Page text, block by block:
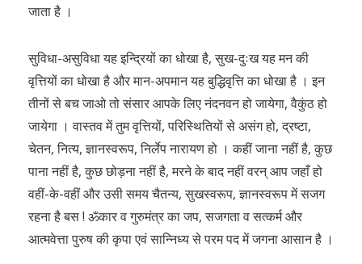
जाता है ।
सुविधा-असुविधा यह इन्द्रियों का धोखा है, सुख-दुःख यह मन की
वृत्तियों का धोखा है और मान-अपमान यह बुद्धिवृत्ति का धोखा है । इन
तीनों से बच जाओ तो संसार आपके लिए नंदनवन हो जायेगा, वैकुंठ हो
जायेगा । वास्तव में तुम वृत्तियों, परिस्थितियों से असंग हो, द्रष्टा,
चेतन, नित्य, ज्ञानस्वरूप, निर्लेप नारायण हो । कहीं जाना नहीं है, कुछ
पाना नहीं है, कुछ छोड़ना नहीं है, मरने के बाद नहीं वरन् आप जहाँ हो
वहीं-के-वहीं और उसी समय चैतन्य, सुखस्वरूप, ज्ञानस्वरूप में सजग
रहना है बस ! ॐकार व गुरुमंत्र का जप, सजगता व सत्कर्म और
आत्मवेत्ता पुरुष की कृपा एवं सान्निध्य से परम पद में जगना आसान है ।